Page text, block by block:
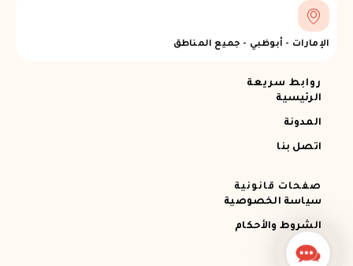
الإمارات - أبوظبي - جميع المناطق
روابط سريعة
الرئيسية
المدونة
اتصل بنا
صفحات قانونية
سياسة الخصوصية
الشروط والأحكام
Contact